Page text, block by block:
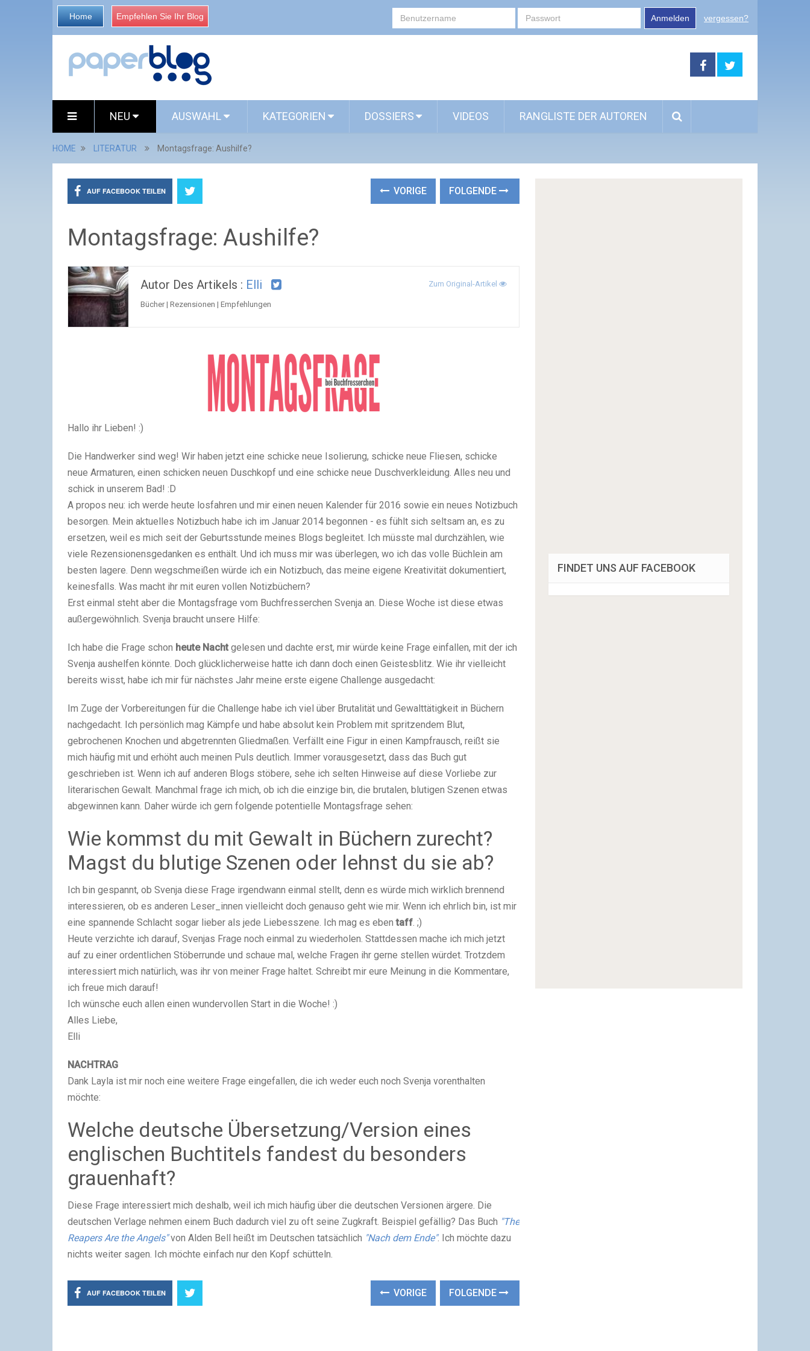
Home Empfehlen Sie Ihr Blog Anmelden vergessen?
NEU AUSWAHL KATEGORIEN DOSSIERS VIDEOS RANGLISTE DER AUTOREN
HOME LITERATUR Montagsfrage: Aushilfe?
AUF FACEBOOK TEILEN VORIGE FOLGENDE
Montagsfrage: Aushilfe?
Autor Des Artikels : Elli Zum Original-Artikel
Bücher | Rezensionen | Empfehlungen
Hallo ihr Lieben! :)
Die Handwerker sind weg! Wir haben jetzt eine schicke neue Isolierung, schicke neue Fliesen, schicke
neue Armaturen, einen schicken neuen Duschkopf und eine schicke neue Duschverkleidung. Alles neu und
schick in unserem Bad! :D
A propos neu: ich werde heute losfahren und mir einen neuen Kalender für 2016 sowie ein neues Notizbuch
besorgen. Mein aktuelles Notizbuch habe ich im Januar 2014 begonnen - es fühlt sich seltsam an, es zu
ersetzen, weil es mich seit der Geburtsstunde meines Blogs begleitet. Ich müsste mal durchzählen, wie
viele Rezensionensgedanken es enthält. Und ich muss mir was überlegen, wo ich das volle Büchlein am
besten lagere. Denn wegschmeißen würde ich ein Notizbuch, das meine eigene Kreativität dokumentiert,
keinesfalls. Was macht ihr mit euren vollen Notizbüchern?
Erst einmal steht aber die Montagsfrage vom Buchfresserchen Svenja an. Diese Woche ist diese etwas
außergewöhnlich. Svenja braucht unsere Hilfe:
Ich habe die Frage schon heute Nacht gelesen und dachte erst, mir würde keine Frage einfallen, mit der ich
Svenja aushelfen könnte. Doch glücklicherweise hatte ich dann doch einen Geistesblitz. Wie ihr vielleicht
bereits wisst, habe ich mir für nächstes Jahr meine erste eigene Challenge ausgedacht:
Im Zuge der Vorbereitungen für die Challenge habe ich viel über Brutalität und Gewalttätigkeit in Büchern
nachgedacht. Ich persönlich mag Kämpfe und habe absolut kein Problem mit spritzendem Blut,
gebrochenen Knochen und abgetrennten Gliedmaßen. Verfällt eine Figur in einen Kampfrausch, reißt sie
mich häufig mit und erhöht auch meinen Puls deutlich. Immer vorausgesetzt, dass das Buch gut
geschrieben ist. Wenn ich auf anderen Blogs stöbere, sehe ich selten Hinweise auf diese Vorliebe zur
literarischen Gewalt. Manchmal frage ich mich, ob ich die einzige bin, die brutalen, blutigen Szenen etwas
abgewinnen kann. Daher würde ich gern folgende potentielle Montagsfrage sehen:
Wie kommst du mit Gewalt in Büchern zurecht?
Magst du blutige Szenen oder lehnst du sie ab?
Ich bin gespannt, ob Svenja diese Frage irgendwann einmal stellt, denn es würde mich wirklich brennend
interessieren, ob es anderen Leser_innen vielleicht doch genauso geht wie mir. Wenn ich ehrlich bin, ist mir
eine spannende Schlacht sogar lieber als jede Liebesszene. Ich mag es ebentaff. ;)
Heute verzichte ich darauf, Svenjas Frage noch einmal zu wiederholen. Stattdessen mache ich mich jetzt
auf zu einer ordentlichen Stöberrunde und schaue mal, welche Fragen ihr gerne stellen würdet. Trotzdem
interessiert mich natürlich, was ihr von meiner Frage haltet. Schreibt mir eure Meinung in die Kommentare,
ich freue mich darauf!
Ich wünsche euch allen einen wundervollen Start in die Woche! :)
Alles Liebe,
Elli
NACHTRAG
Dank Layla ist mir noch eine weitere Frage eingefallen, die ich weder euch noch Svenja vorenthalten
möchte:
Welche deutsche Übersetzung/Version eines
englischen Buchtitels fandest du besonders
grauenhaft?
Diese Frage interessiert mich deshalb, weil ich mich häufig über die deutschen Versionen ärgere. Die
deutschen Verlage nehmen einem Buch dadurch viel zu oft seine Zugkraft. Beispiel gefällig? Das Buch "The
Reapers Are the Angels"von Alden Bell heißt im Deutschen tatsächlich "Nach dem Ende". Ich möchte dazu
nichts weiter sagen. Ich möchte einfach nur den Kopf schütteln.
AUF FACEBOOK TEILEN VORIGE FOLGENDE
FINDET UNS AUF FACEBOOK